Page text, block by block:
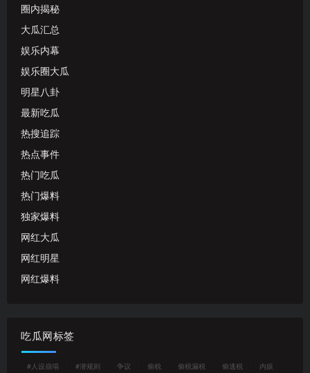
圈内揭秘
大瓜汇总
娱乐内幕
娱乐圈大瓜
明星八卦
最新吃瓜
热搜追踪
热点事件
热门吃瓜
热门爆料
独家爆料
网红大瓜
网红明星
网红爆料
吃瓜网标签
#人设崩塌 #潜规则 争议 偷税 偷税漏税 偷逃税 内娱